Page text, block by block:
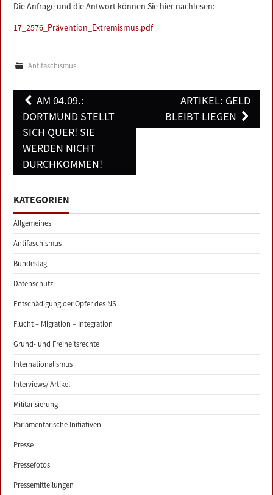
Die Anfrage und die Antwort können Sie hier nachlesen:
17_2576_Prävention_Extremismus.pdf
Antifaschismus
Post
navigation
AM 04.09.:
DORTMUND STELLT
SICH QUER! SIE
WERDEN NICHT
DURCHKOMMEN!
ARTIKEL: GELD
BLEIBT LIEGEN
KATEGORIEN
Allgemeines
Antifaschismus
Bundestag
Datenschutz
Entschädigung der Opfer des NS
Flucht – Migration – Integration
Grund- und Freiheitsrechte
Internationalismus
Interviews/ Artikel
Militarisierung
Parlamentarische Initiativen
Presse
Pressefotos
Pressemitteilungen